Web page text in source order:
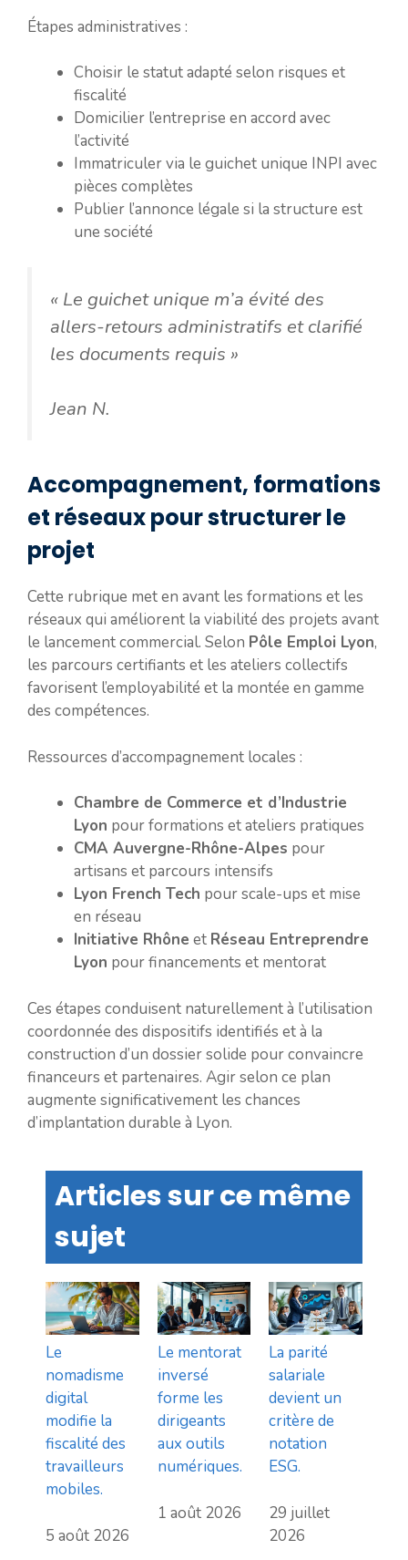
Étapes administratives :
Choisir le statut adapté selon risques et
fiscalité
Domicilier l’entreprise en accord avec
l’activité
Immatriculer via le guichet unique INPI avec
pièces complètes
Publier l’annonce légale si la structure est
une société
« Le guichet unique m’a évité des
allers-retours administratifs et clarifié
les documents requis »
Jean N.
Accompagnement, formations
et réseaux pour structurer le
projet
Cette rubrique met en avant les formations et les
réseaux qui améliorent la viabilité des projets avant
le lancement commercial. Selon Pôle Emploi Lyon,
les parcours certifiants et les ateliers collectifs
favorisent l’employabilité et la montée en gamme
des compétences.
Ressources d’accompagnement locales :
Chambre de Commerce et d’Industrie
Lyon pour formations et ateliers pratiques
CMA Auvergne-Rhône-Alpes pour
artisans et parcours intensifs
Lyon French Tech pour scale-ups et mise
en réseau
Initiative Rhône et Réseau Entreprendre
Lyon pour financements et mentorat
Ces étapes conduisent naturellement à l’utilisation
coordonnée des dispositifs identifiés et à la
construction d’un dossier solide pour convaincre
financeurs et partenaires. Agir selon ce plan
augmente significativement les chances
d’implantation durable à Lyon.
Articles sur ce même
sujet
Le
nomadisme
digital
modifie la
fiscalité des
travailleurs
mobiles.
5 août 2026
Le mentorat
inversé
forme les
dirigeants
aux outils
numériques.
1 août 2026
La parité
salariale
devient un
critère de
notation
ESG.
29 juillet
2026